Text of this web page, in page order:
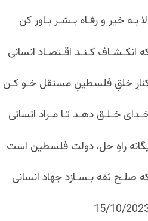
بـه خیر و رفـاه بـشـر بـاور کن
انکـشـاف کـنـد اقـتصـاد انسانی
خلقِ فلسطینِ مستقل خـو کـن
خـلـق دهـد تـا مـراد انسانی
راهِ حل، دولت فلسطین است
صلـح ثقه بـسـازد جهاد انسانی
15/10/